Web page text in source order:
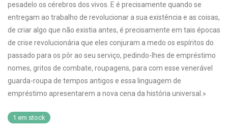
pesadelo os cérebros dos vivos. E é precisamente quando se
entregam ao trabalho de revolucionar a sua existência e as coisas,
de criar algo que não existia antes, é precisamente em tais épocas
de crise revolucionária que eles conjuram a medo os espíritos do
passado para os pôr ao seu serviço, pedindo-lhes de empréstimo
nomes, gritos de combate, roupagens, para com esse venerável
guarda-roupa de tempos antigos e essa linguagem de
empréstimo apresentarem a nova cena da história universal.»
1 em stock